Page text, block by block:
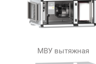
МВУ вытяжная